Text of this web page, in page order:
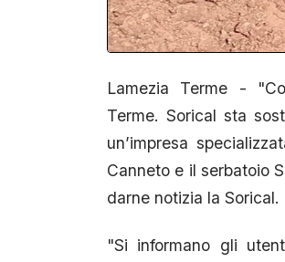
Lamezia Terme -
Terme. Sorical sta
un’impresa
Canneto e il serbatoio
darne notizia la Sorical.
"Si informano gli